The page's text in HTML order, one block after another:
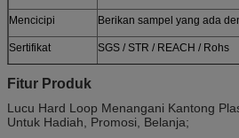
Mencicipi Berikan sampel yang ada
Sertifikat SGS / STR / REACH / Rohs
Disesuaikan
Fitur Produk
Lucu Hard Loop Menangani Kantong
Untuk Hadiah, Promosi, Belanja;